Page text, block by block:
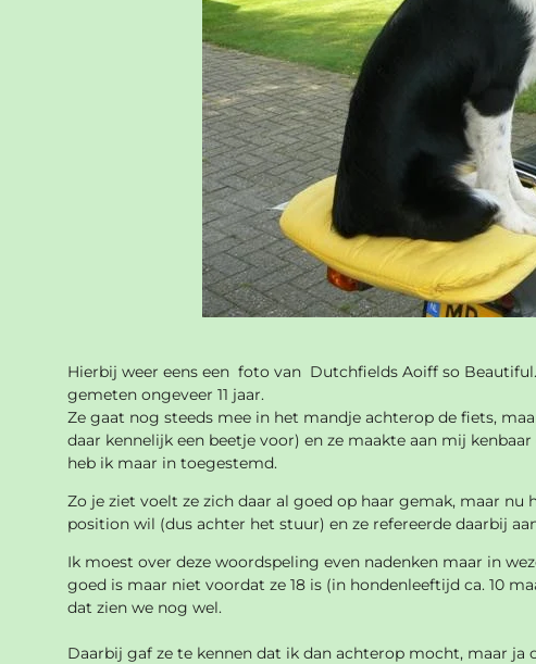
Hierbij weer eens een foto van Dutchfields Aoiff so
gemeten ongeveer 11 jaar.
Ze gaat nog steeds mee in het mandje achterop de fiets,
daar kennelijk een beetje voor) en ze maakte aan mij
heb ik maar in toegestemd.
Zo je ziet voelt ze zich daar al goed op haar gemak, maar
position wil (dus achter het stuur) en ze refereerde daarbij
Ik moest over deze woordspeling even nadenken maar in
goed is maar niet voordat ze 18 is (in hondenleeftijd ca. 10
dat zien we nog wel.
Daarbij gaf ze te kennen dat ik dan achterop mocht, maar